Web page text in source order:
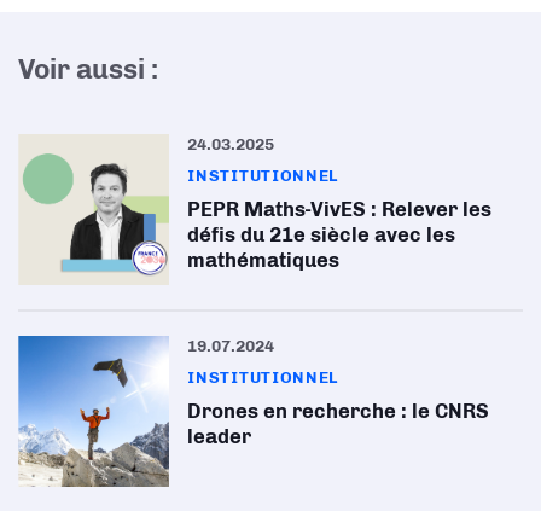
Voir aussi :
24.03.2025
INSTITUTIONNEL
PEPR Maths-VivES : Relever les
défis du 21e siècle avec les
mathématiques
19.07.2024
INSTITUTIONNEL
Drones en recherche : le CNRS
leader